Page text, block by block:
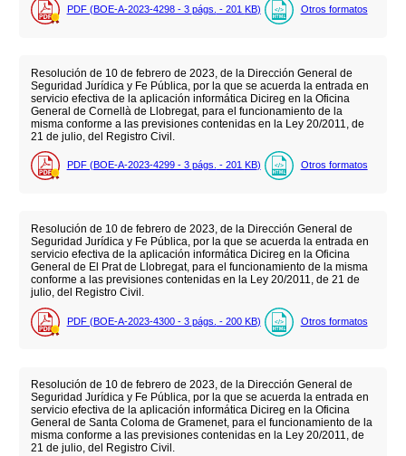
PDF (BOE-A-2023-4298 - 3 págs. - 201 KB) Otros formatos
Resolución de 10 de febrero de 2023, de la Dirección General de
Seguridad Jurídica y Fe Pública, por la que se acuerda la entrada en
servicio efectiva de la aplicación informática Dicireg en la Oficina
General de Cornellà de Llobregat, para el funcionamiento de la
misma conforme a las previsiones contenidas en la Ley 20/2011, de
21 de julio, del Registro Civil.
PDF (BOE-A-2023-4299 - 3 págs. - 201 KB) Otros formatos
Resolución de 10 de febrero de 2023, de la Dirección General de
Seguridad Jurídica y Fe Pública, por la que se acuerda la entrada en
servicio efectiva de la aplicación informática Dicireg en la Oficina
General de El Prat de Llobregat, para el funcionamiento de la misma
conforme a las previsiones contenidas en la Ley 20/2011, de 21 de
julio, del Registro Civil.
PDF (BOE-A-2023-4300 - 3 págs. - 200 KB) Otros formatos
Resolución de 10 de febrero de 2023, de la Dirección General de
Seguridad Jurídica y Fe Pública, por la que se acuerda la entrada en
servicio efectiva de la aplicación informática Dicireg en la Oficina
General de Santa Coloma de Gramenet, para el funcionamiento de la
misma conforme a las previsiones contenidas en la Ley 20/2011, de
21 de julio, del Registro Civil.